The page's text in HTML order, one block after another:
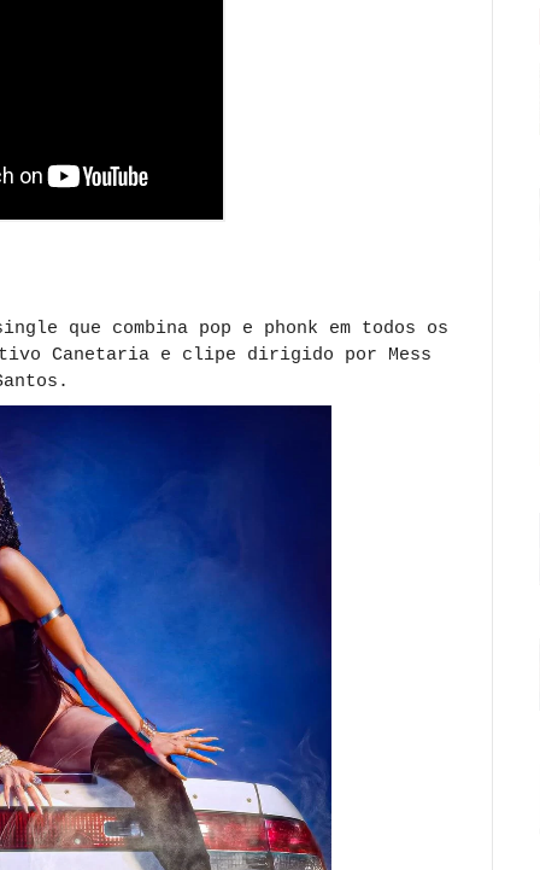
que combina pop e phonk em todos os
Canetaria e clipe dirigido por Mess